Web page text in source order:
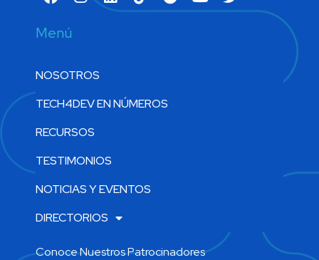
Menú
NOSOTROS
TECH4DEV EN NÚMEROS
RECURSOS
TESTIMONIOS
NOTICIAS Y EVENTOS
DIRECTORIOS
Conoce Nuestros Patrocinadores